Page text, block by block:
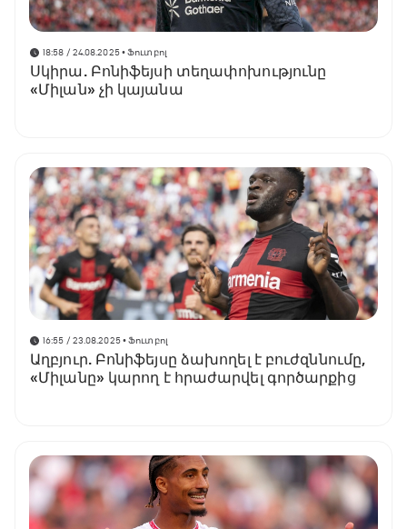
18:58 / 24.08.2025• Ֆուտբոլ
Սկիրա. Բոնիֆեյսի տեղափոխությունը
«Միլան» չի կայանա
16:55 / 23.08.2025• Ֆուտբոլ
Աղբյուր. Բոնիֆեյսը ձախողել է բուժզննումը,
«Միլանը» կարող է հրաժարվել գործարքից